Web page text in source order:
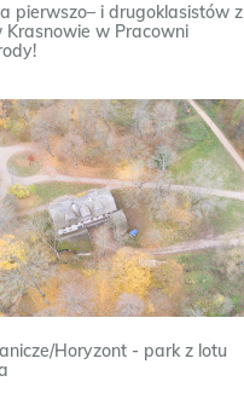
pierwszo– i drugoklasistów z
Krasnowie w Pracowni
Horyzont - park z lotu